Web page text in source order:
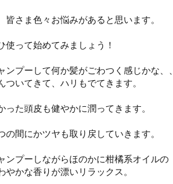
皆さま色々お悩みがあると思います。
使って始めてみましょう！
ンプーして何か髪がごわつく感じかな
ついてきて、ハリもでてきます。
った頭皮も健やかに潤ってきます。
の間にかツヤも取り戻していきます。
ンプーしながらほのかに柑橘系オイルの
やかな香りが漂いリラックス。